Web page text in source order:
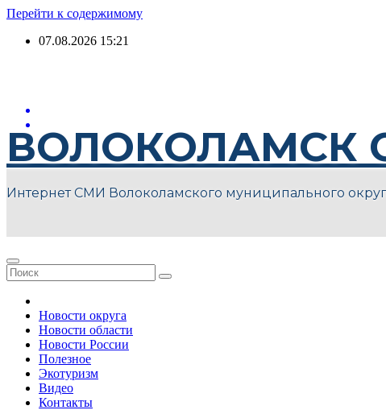
Перейти к содержимому
07.08.2026 15:21
ВОЛОКОЛАМСК
Интернет СМИ Волоколамского муниципального
Новости округа
Новости области
Новости России
Полезное
Экотуризм
Видео
Контакты